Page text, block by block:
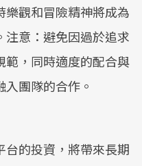
樂觀和冒險精神將成為
意：避免因過於追求
範，同時適度的配合與
團隊的合作。
台的投資，將帶來長期